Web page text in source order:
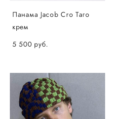
Панама Jacob Cro Таго
крем
5 500 pуб.